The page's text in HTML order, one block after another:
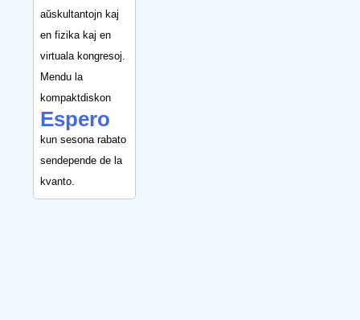
aŭskultantojn kaj
en fizika kaj en
virtuala kongresoj.
Mendu la
kompaktdiskon
Espero
kun sesona rabato
sendepende de la
kvanto.